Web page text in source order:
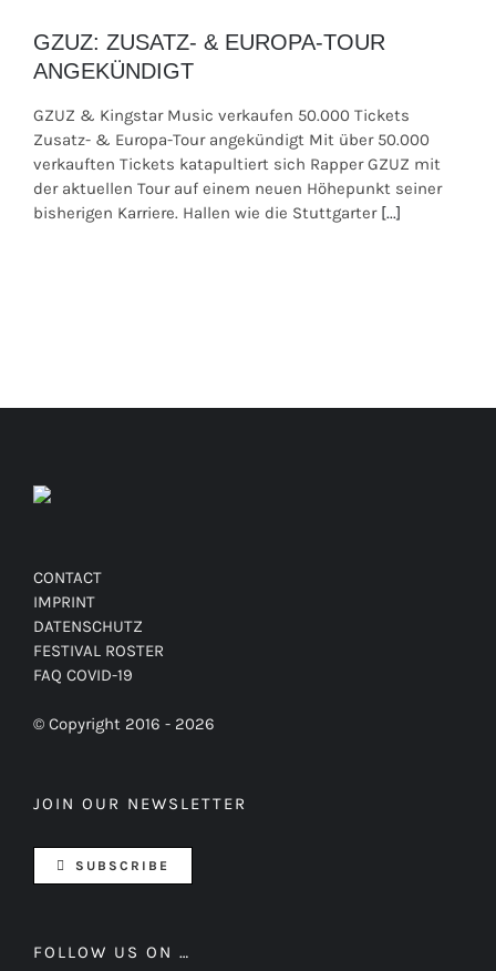
GZUZ: ZUSATZ- & EUROPA-TOUR
ANGEKÜNDIGT
GZUZ & Kingstar Music verkaufen 50.000 Tickets
Zusatz- & Europa-Tour angekündigt Mit über 50.000
verkauften Tickets katapultiert sich Rapper GZUZ mit
der aktuellen Tour auf einem neuen Höhepunkt seiner
bisherigen Karriere. Hallen wie die Stuttgarter[...]
CONTACT
IMPRINT
DATENSCHUTZ
FESTIVAL ROSTER
FAQ COVID-19
© Copyright 2016 - 2026
JOIN OUR NEWSLETTER
SUBSCRIBE
FOLLOW US ON …